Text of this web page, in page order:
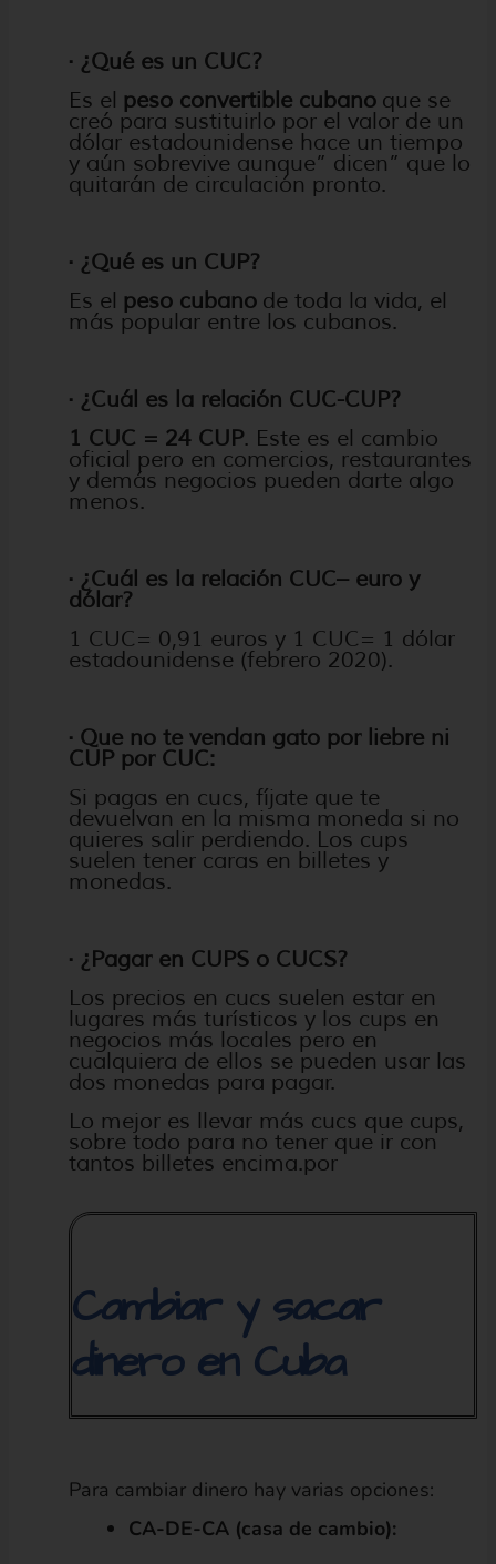
· ¿Qué es un CUC?
Es el peso convertible cubanoque se
creó para sustituirlo por el valor de un
dólar estadounidense hace un tiempo
y aún sobrevive aunque” dicen” que lo
quitarán de circulación pronto.
· ¿Qué es un CUP?
Es el peso cubanode toda la vida, el
más popular entre los cubanos.
· ¿Cuál es la relación CUC-CUP?
1 CUC = 24 CUP. Este es el cambio
oficial pero en comercios, restaurantes
y demás negocios pueden darte algo
menos.
· ¿Cuál es la relación CUC– euro y
dólar?
1 CUC= 0,91 euros y 1 CUC= 1 dólar
estadounidense (febrero 2020).
· Que no te vendan gato por liebre ni
CUP por CUC:
Si pagas en cucs, fíjate que te
devuelvan en la misma moneda si no
quieres salir perdiendo. Los cups
suelen tener caras en billetes y
monedas.
· ¿Pagar en CUPS o CUCS?
Los precios en cucs suelen estar en
lugares más turísticos y los cups en
negocios más locales pero en
cualquiera de ellos se pueden usar las
dos monedas para pagar.
Lo mejor es llevar más cucs que cups,
sobre todo para no tener que ir con
tantos billetes encima.por
Cambiar y sacar
dinero en Cuba
Para cambiar dinero hay varias opciones:
CA-DE-CA (casa de cambio):